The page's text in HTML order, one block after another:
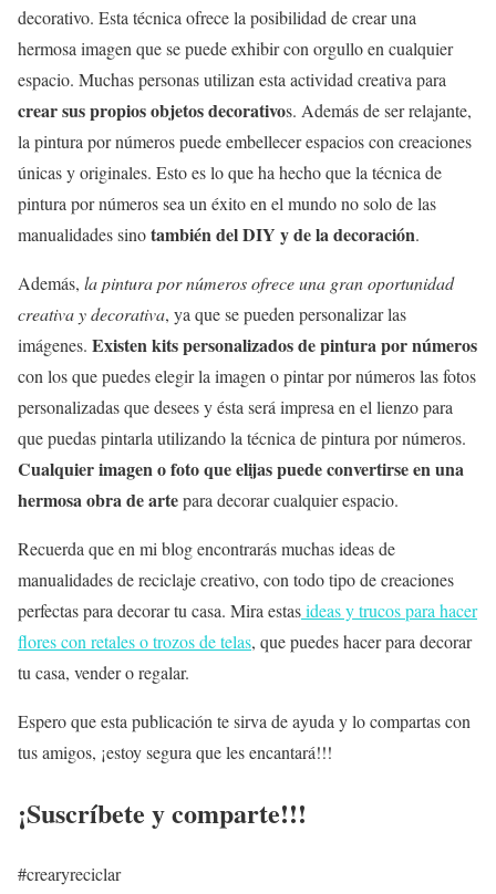
decorativo. Esta técnica ofrece la posibilidad de crear una
hermosa imagen que se puede exhibir con orgullo en cualquier
espacio. Muchas personas utilizan esta actividad creativa para
crear sus propios objetos decorativos. Además de ser relajante,
la pintura por números puede embellecer espacios con creaciones
únicas y originales. Esto es lo que ha hecho que la técnica de
pintura por números sea un éxito en el mundo no solo de las
manualidades sinotambién del DIY y de la decoración.
Además, la pintura por números ofrece una gran oportunidad
creativa y decorativa, ya que se pueden personalizar las
imágenes. Existen kits personalizados de pintura por números
con los que puedes elegir la imagen o pintar por números las fotos
personalizadas que desees y ésta será impresa en el lienzo para
que puedas pintarla utilizando la técnica de pintura por números.
Cualquier imagen o foto que elijas puede convertirse en una
hermosa obra de artepara decorar cualquier espacio.
Recuerda que en mi blog encontrarás muchas ideas de
manualidades de reciclaje creativo, con todo tipo de creaciones
perfectas para decorar tu casa. Mira estasideas y trucos para hacer
flores con retales o trozos de telas, que puedes hacer para decorar
tu casa, vender o regalar.
Espero que esta publicación te sirva de ayuda y lo compartas con
tus amigos, ¡estoy segura que les encantará!!!
¡Suscríbete y comparte!!!
#crearyreciclar